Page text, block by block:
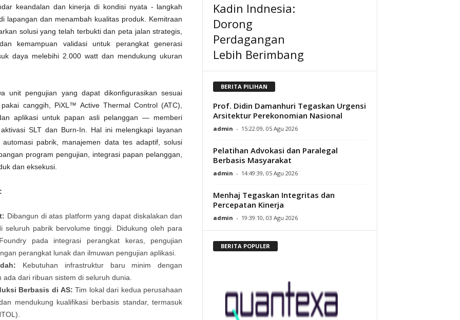
keandalan dan kinerja di kondisi nyata - langkah
lapangan dan menambah kualitas produk. Kemitraan
solusi yang telah terbukti dan peta jalan strategis,
kemampuan validasi untuk perangkat generasi
daya melebihi 2.000 watt dan mendukung ukuran
unit pengujian yang dapat dikonfigurasikan sesuai
canggih, PiXL™ Active Thermal Control (ATC),
aplikasi untuk papan asli pelanggan — memberi
SLT dan Burn-In. Hal ini melengkapi layanan
pabrik, manajemen data tes adaptif, solusi
program pengujian, integrasi papan pelanggan,
dan eksekusi.
Dibangun di atas platform yang dapat diskalakan dan
seluruh pabrik bervolume tinggi. Didukung oleh para
pada integrasi perangkat keras, pengujian
perangkat lunak dan ilmuwan pengujian aplikasi.
Kebutuhan infrastruktur baru minim dengan
dari ribuan sistem di seluruh dunia.
Berbasis di AS: Tim lokal dari kedua perusahaan
mendukung kualifikasi berbasis standar, termasuk
Kadin Indnesia:
Dorong
Perdagangan
Lebih Berimbang
BERITA PILIHAN
Prof. Didin Damanhuri Tegaskan Urgensi
Arsitektur Perekonomian Nasional
admin - 15:22:09, 05 Agu 2026
Pelatihan Advokasi dan Paralegal
Berbasis Masyarakat
admin - 14:49:39, 05 Agu 2026
Menhaj Tegaskan Integritas dan
Percepatan Kinerja
admin - 19:39:10, 03 Agu 2026
BERITA POPULER